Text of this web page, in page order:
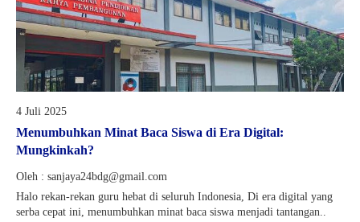
4 Juli 2025
Menumbuhkan Minat Baca Siswa di Era Digital:
Mungkinkah?
Oleh : sanjaya24bdg@gmail.com
Halo rekan-rekan guru hebat di seluruh Indonesia, Di era digital yang
serba cepat ini, menumbuhkan minat baca siswa menjadi tantangan..